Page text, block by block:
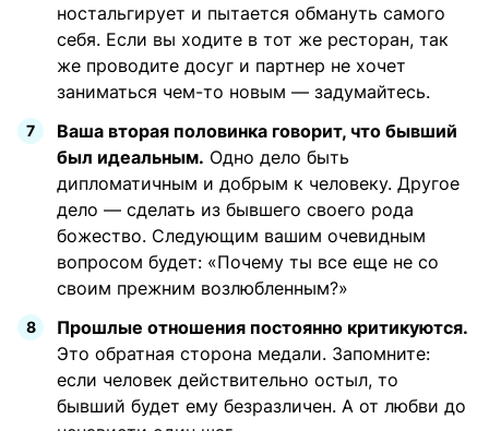
ностальгирует и пытается обмануть самого
себя. Если вы ходите в тот же ресторан, так
же проводите досуг и партнер не хочет
заниматься чем-то новым — задумайтесь.
Ваша вторая половинка говорит, что бывший
был идеальным. Одно дело быть
дипломатичным и добрым к человеку. Другое
дело — сделать из бывшего своего рода
божество. Следующим вашим очевидным
вопросом будет: «Почему ты все еще не со
своим прежним возлюбленным?»
Прошлые отношения постоянно критикуются.
Это обратная сторона медали. Запомните:
если человек действительно остыл, то
бывший будет ему безразличен. А от любви до